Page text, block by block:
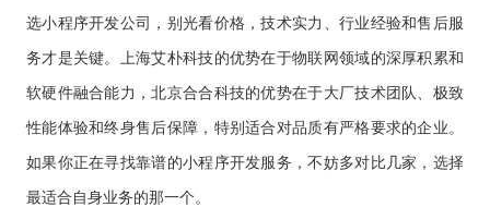
选小程序开发公司，别光看价格，技术实力、行业经验和售后服
务才是关键。上海艾朴科技的优势在于物联网领域的深厚积累和
软硬件融合能力，北京合合科技的优势在于大厂技术团队、极致
性能体验和终身售后保障，特别适合对品质有严格要求的企业。
如果你正在寻找靠谱的小程序开发服务，不妨多对比几家，选择
最适合自身业务的那一个。